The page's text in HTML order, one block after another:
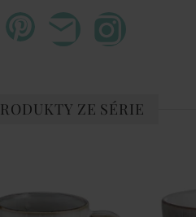
ZE SÉRIE